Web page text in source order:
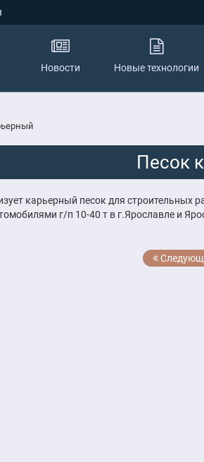
Новости Новые технологии
Песок
карьерный песок для строительных
г/п 10-40 т в г.Ярославле и